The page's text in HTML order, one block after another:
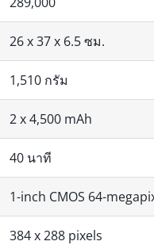
26 x 37 x 6.5 ซม.
1,510 กรัม
2 x 4,500 mAh
40 นาที
1-inch CMOS 64-
384 x 288 pixels